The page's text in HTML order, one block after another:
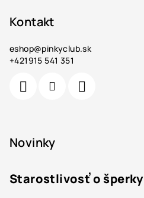
Kontakt
eshop@pinkyclub.sk
+421915 541 351
Novinky
Starostlivosť o šperky